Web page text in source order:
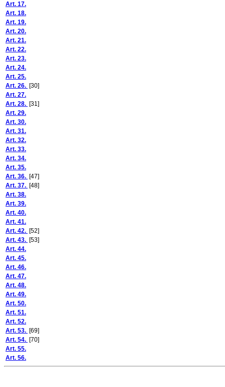
Art. 17.
Art. 18.
Art. 19.
Art. 20.
Art. 21.
Art. 22.
Art. 23.
Art. 24.
Art. 25.
Art. 26. [30]
Art. 27.
Art. 28. [31]
Art. 29.
Art. 30.
Art. 31.
Art. 32.
Art. 33.
Art. 34.
Art. 35.
Art. 36. [47]
Art. 37. [48]
Art. 38.
Art. 39.
Art. 40.
Art. 41.
Art. 42. [52]
Art. 43. [53]
Art. 44.
Art. 45.
Art. 46.
Art. 47.
Art. 48.
Art. 49.
Art. 50.
Art. 51.
Art. 52.
Art. 53. [69]
Art. 54. [70]
Art. 55.
Art. 56.